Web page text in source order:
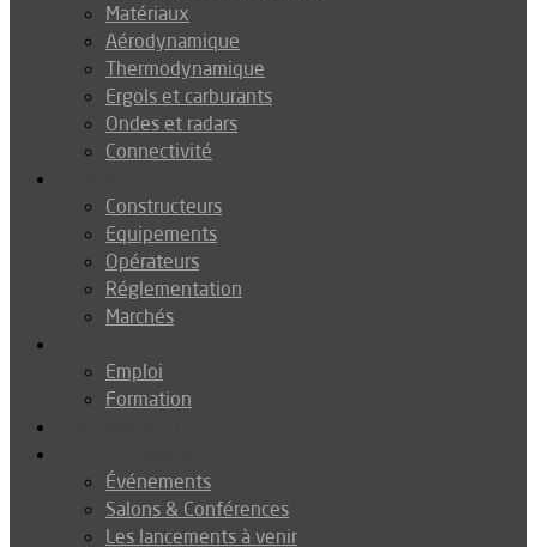
Matériaux
Aérodynamique
Thermodynamique
Ergols et carburants
Ondes et radars
Connectivité
Constructeurs
Equipements
Opérateurs
Réglementation
Marchés
Emploi
Formation
Événements
Salons & Conférences
Les lancements à venir